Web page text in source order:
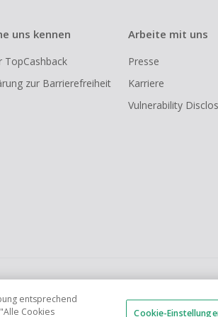
uns kennen
TopCashback
zur Barrierefreiheit
Arbeite mit uns
Presse
Karriere
Vulnerability
entsprechend
Cookies
Cookie-